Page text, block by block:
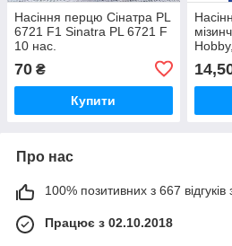
Насіння перцю Сінатра PL
6721 F1 Sinatra PL 6721 F
10 нас.
70 ₴
Купити
Про нас
100% позитивних з 667 відгуків
Працює з 02.10.2018